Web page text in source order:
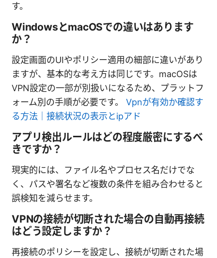
す。
WindowsとmacOSでの違いはあります
か？
設定画面のUIやポリシー適用の細部に違いがあり
ますが、基本的な考え方は同じです。macOSは
VPN設定の一部が別扱いになるため、プラットフ
ォーム別の手順が必要です。 Vpnが有効か確認す
る方法｜接続状況の表示とipアド
アプリ検出ルールはどの程度厳密にするべ
きですか？
現実的には、ファイル名やプロセス名だけでな
く、パスや署名など複数の条件を組み合わせると
誤検知を減らせます。
VPNの接続が切断された場合の自動再接続
はどう設定しますか？
再接続のポリシーを設定し、接続が切断された場